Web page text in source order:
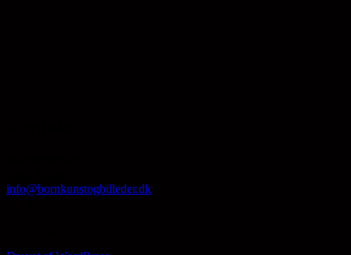
info@bornkunstogbilleder.dk